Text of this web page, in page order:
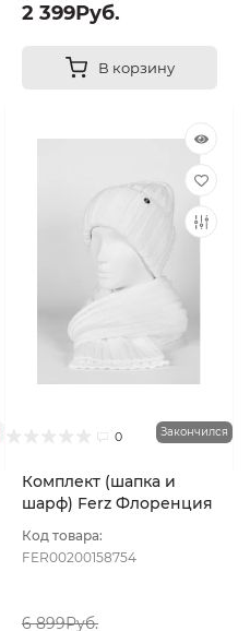
2 399Руб.
В корзину
0 Закончился
Комплект (шапка и
шарф) Ferz Флоренция
Код товара:
FER00200158754
6 899Руб.